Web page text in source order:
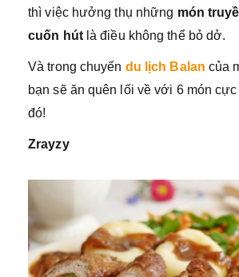
thì việc hưởng thụ những món
cuốn hútlà điều không thể bỏ dở.
Và trong chuyến du lịch Balan của
bạn sẽ ăn quên lối về với 6 món
đó!
Zrayzy